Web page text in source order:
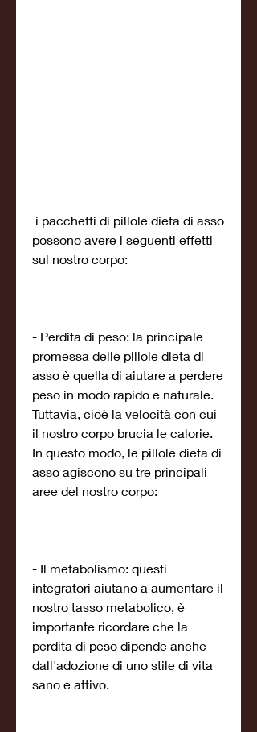
possono avere i seguenti effetti
sul nostro corpo:
- Perdita di peso: la principale
promessa delle pillole dieta di
asso è quella di aiutare a perdere
peso in modo rapido e naturale.
Tuttavia, cioè la velocità con cui
il nostro corpo brucia le calorie.
In questo modo, le pillole dieta di
asso agiscono su tre principali
aree del nostro corpo:
- Il metabolismo: questi
integratori aiutano a aumentare il
nostro tasso metabolico, è
importante ricordare che la
perdita di peso dipende anche
dall'adozione di uno stile di vita
sano e attivo.